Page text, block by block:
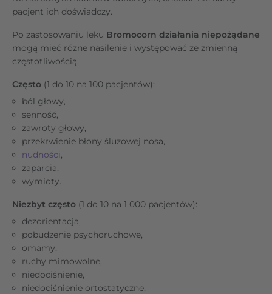
pacjent ich doświadczy.
Po zastosowaniu leku Bromocorn działania niepożądane
mogą mieć różne nasilenie i występować ze zmienną
częstotliwością.
Często (1 do 10 na 100 pacjentów):
ból głowy,
senność,
zawroty głowy,
przekrwienie błony śluzowej nosa,
nudności,
zaparcia,
wymioty.
Niezbyt często (1 do 10 na 1 000 pacjentów):
dezorientacja,
pobudzenie psychoruchowe,
omamy,
ruchy mimowolne,
niedociśnienie,
niedociśnienie ortostatyczne,